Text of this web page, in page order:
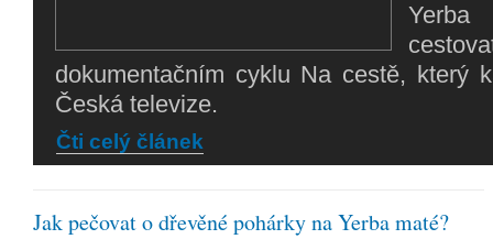
dokumentačním cyklu Na cestě, který
Česká televize.
Čti celý článek
Jak pečovat o dřevěné pohárky na Yerba maté?